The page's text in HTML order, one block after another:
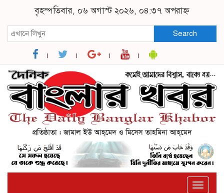
বৃহস্পতিবার, ০৬ অগাস্ট ২০২৬, ০৪:৩৭ অপরাহ্ন
Search
Toggle